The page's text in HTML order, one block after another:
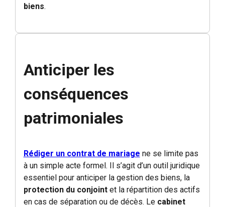
biens.
Anticiper les
conséquences
patrimoniales
Rédiger un contrat de mariage ne se limite pas
à un simple acte formel. Il s’agit d’un outil juridique
essentiel pour anticiper la gestion des biens, la
protection du conjointet la répartition des actifs
en cas de séparation ou de décès. Le cabinet